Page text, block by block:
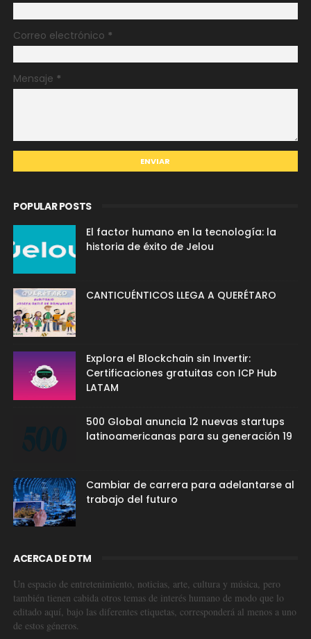
Correo electrónico *
Mensaje *
POPULAR POSTS
El factor humano en la tecnología: la
historia de éxito de Jelou
CANTICUÉNTICOS LLEGA A QUERÉTARO
Explora el Blockchain sin Invertir:
Certificaciones gratuitas con ICP Hub
LATAM
500 Global anuncia 12 nuevas startups
latinoamericanas para su generación 19
Cambiar de carrera para adelantarse al
trabajo del futuro
ACERCA DE DTM
Un espacio de entretenimiento, noticias, arte, cultura y música, pero
también tienen cabida otros temas de interés humano de modo que lo
editado aquí, bajo las diferentes etiquetas, corresponderá al menos a uno
de estos géneros.